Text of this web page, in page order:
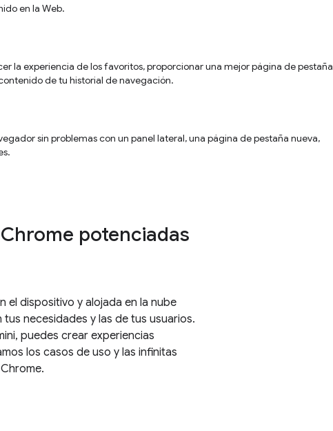
en la Web.
la experiencia de los favoritos, proporcionar una mejor página de pestaña
de tu historial de navegación.
sin problemas con un panel lateral, una página de pestaña nueva,
potenciadas
el dispositivo y alojada en la nube
necesidades y las de tus usuarios.
puedes crear experiencias
los casos de uso y las infinitas